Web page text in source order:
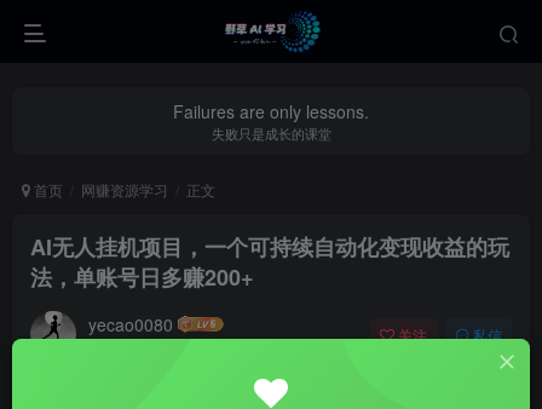
Failures are only lessons.
失败只是成长的课堂
首页 网赚资源学习 正文
AI无人挂机项目，一个可持续自动化变现收益的玩
法，单账号日多赚200+
yecao0080 关注 私信